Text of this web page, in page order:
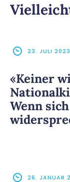
23. JULI 2023
«Keiner
Wenn
26. JANUAR